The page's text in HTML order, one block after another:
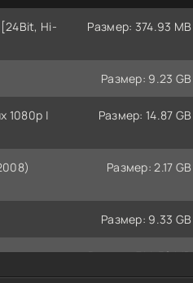
Hi-
Размер: 374.93 MB
Размер: 9.23 GB
1080p |
Размер: 14.87 GB
Размер: 2.17 GB
Размер: 9.33 GB
Размер: 744.58 MB